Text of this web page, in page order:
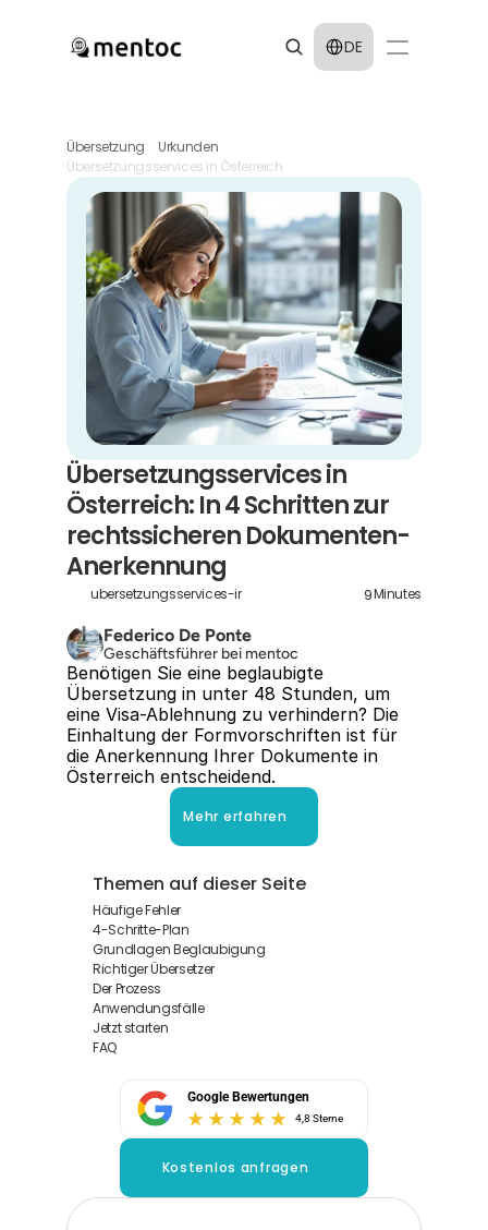
Select Language
DE
Übersetzung
Urkunden
Übersetzungsservices in Österreich
Übersetzungsservices in
Österreich: In 4 Schritten zur
rechtssicheren Dokumenten-
Anerkennung
ubersetzungsservices-in-osterreich 9Minutes
Federico De Ponte
Geschäftsführer bei mentoc
Benötigen Sie eine beglaubigte
Übersetzung in unter 48 Stunden, um
eine Visa-Ablehnung zu verhindern? Die
Einhaltung der Formvorschriften ist für
die Anerkennung Ihrer Dokumente in
Österreich entscheidend.
Mehr erfahren
Themen auf dieser Seite
Häufige Fehler
4-Schritte-Plan
Grundlagen Beglaubigung
Richtiger Übersetzer
Der Prozess
Anwendungsfälle
Jetzt starten
FAQ
Google Bewertungen
4,8 Sterne
Kostenlos anfragen